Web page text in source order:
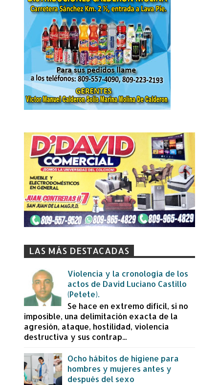
LAS MÁS DESTACADAS
Violencia y la cronología de los
actos de David Luciano Castillo
(Petete).
Se hace en extremo difícil, si no
imposible, una delimitación exacta de la
agresión, ataque, hostilidad, violencia
destructiva y sus contrap...
Ocho hábitos de higiene para
hombres y mujeres antes y
después del sexo